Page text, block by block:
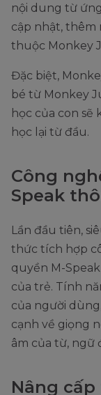
nội dung từ
cập nhật, thêm
thuộc Monkey
Đặc biệt,
bé từ Monkey
học của con sẽ
học lại từ đầu.
Công
Speak
Lần đầu tiên,
thức tích hợp
quyền M-
của trẻ. Tính
của người
cạnh về giọng
âm của từ, ngữ
Nâng